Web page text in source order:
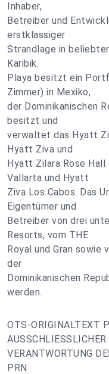
Inhaber,
Betreiber und
erstklassiger
Strandlage in
Karibik.
Playa besitzt ein
Zimmer) in Mexiko,
der Dominikanischen
besitzt und
verwaltet das Hyatt
Hyatt Ziva und
Hyatt Zilara Rose
Vallarta und Hyatt
Ziva Los Cabos. Das
Eigentümer und
Betreiber von drei
Resorts, vom THE
Royal und Gran sowie
der
Dominikanischen
werden.
OTS-ORIGINALTEXT
VERANTWORTUNG
PRN